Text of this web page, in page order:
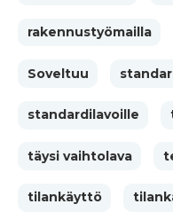
rakennustyömailla
Soveltuu
standardilavoille
täysi vaihtolava
tilankäyttö